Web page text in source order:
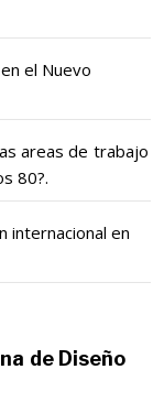
el Nuevo
areas de trabajo
80?.
internacional en
de Diseño